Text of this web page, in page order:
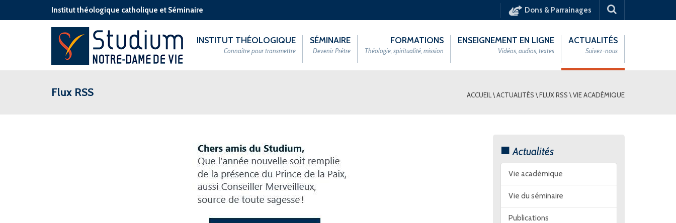
Institut théologique catholique et Séminaire Dons & Parrainages
INSTITUT THÉOLOGIQUE
Connaître pour transmettre
SÉMINAIRE
Devenir Prêtre
FORMATIONS
Théologie, spiritualité, mission
ENSEIGNEMENT EN LIGNE
Vidéos, audios, textes
ACTUALITÉS
Suivez-nous
Flux RSS ACCUEIL\ACTUALITÉS \FLUX RSS \VIE ACADÉMIQUE
Actualités
Vie académique
Vie du séminaire
Publications